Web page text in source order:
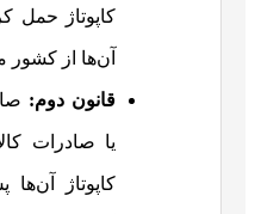
کاپوتاژ حمل
آن‌ها از کشور
قانون دوم:
یا صادرات
کاپوتاژ